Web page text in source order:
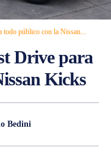
todo público con la Nissan...
Drive para
Kicks
Bedini